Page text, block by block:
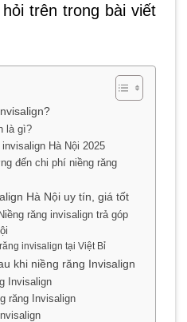
trên trong bài viết
là gì?
Hà Nội 2025
đến chi phí niềng răng
Hà Nội uy tín, giá tốt
răng invisalign trả góp
invisalign tại Việt Bỉ
khi niềng răng Invisalign
Invisalign
răng Invisalign